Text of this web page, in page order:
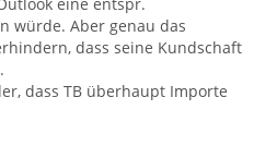
würde. Aber genau das
dass seine Kundschaft
dass TB überhaupt Importe